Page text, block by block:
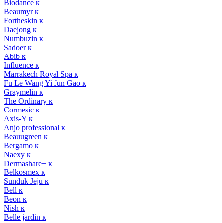
Biodance к
Beaumyr к
Fortheskin к
Daejong к
Numbuzin к
Sadoer к
Abib к
Influence к
Marrakech Royal Spa к
Fu Le Wang Yi Jun Gao к
Graymelin к
The Ordinary к
Cormesic к
Axis-Y к
Anjo professional к
Beauugreen к
Bergamo к
Naexy к
Dermashare+ к
Belkosmex к
Sunduk Jeju к
Bell к
Beon к
Nish к
Belle jardin к